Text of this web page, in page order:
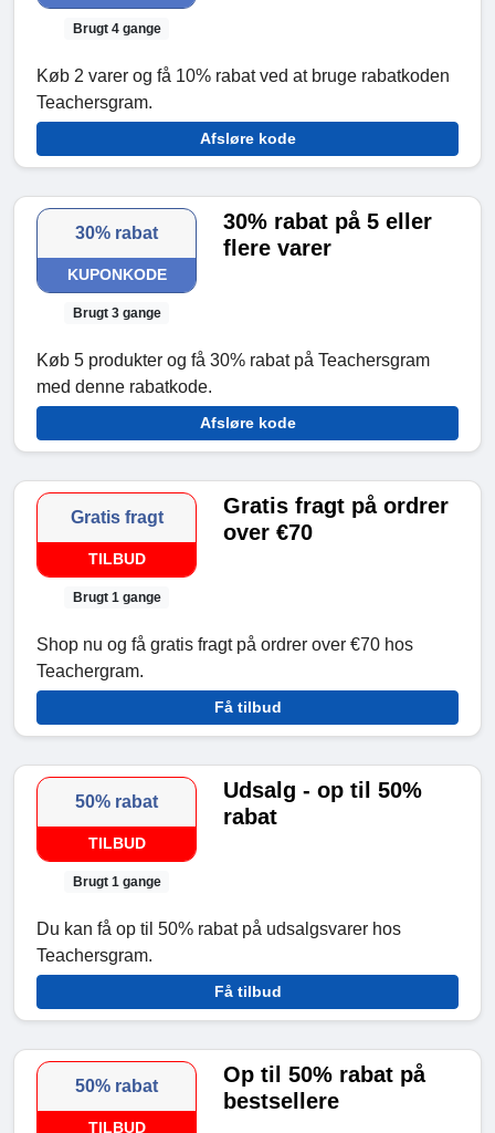
Brugt 4 gange
Køb 2 varer og få 10% rabat ved at bruge rabatkoden
Teachersgram.
Afsløre kode
30% rabat
KUPONKODE
Brugt 3 gange
30% rabat på 5 eller
flere varer
Køb 5 produkter og få 30% rabat på Teachersgram
med denne rabatkode.
Afsløre kode
Gratis fragt
TILBUD
Brugt 1 gange
Gratis fragt på ordrer
over €70
Shop nu og få gratis fragt på ordrer over €70 hos
Teachergram.
Få tilbud
50% rabat
TILBUD
Brugt 1 gange
Udsalg - op til 50%
rabat
Du kan få op til 50% rabat på udsalgsvarer hos
Teachersgram.
Få tilbud
50% rabat
TILBUD
Op til 50% rabat på
bestsellere